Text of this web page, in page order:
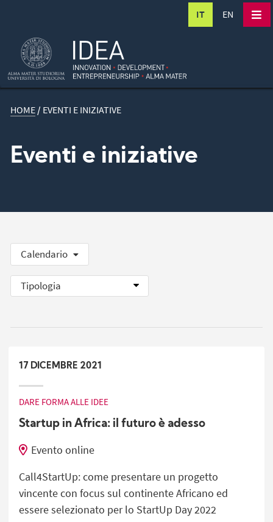
IT EN
HOME / EVENTI E INIZIATIVE
Eventi e iniziative
Calendario
17 DICEMBRE 2021
DARE FORMA ALLE IDEE
Startup in Africa: il futuro è adesso
Evento online
Call4StartUp: come presentare un progetto
vincente con focus sul continente Africano ed
essere selezionato per lo StartUp Day 2022